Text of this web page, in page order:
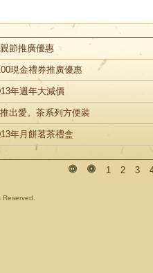
節推廣優惠
現金禮券推廣優惠
年週年大減價
出愛。茶系列方便裝
年月餅茗茶禮盒
1 2 3